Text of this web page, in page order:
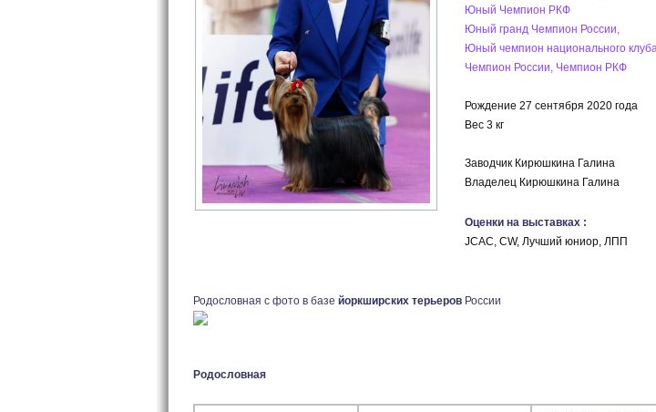
Юный Чемпион РКФ
Юный гранд Чемпион России,
Юный чемпион национального
Чемпион России, Чемпион РКФ
Рождение 27 сентября 2020 года
Вес 3 кг
Заводчик Кирюшкина Галина
Владелец Кирюшкина Галина
Оценки на выставках :
JCAC, CW, Лучший юниор, ЛПП
Родословная с фото в базе йоркширских терьеров России
Родословная